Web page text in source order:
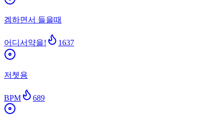
겜하면서 들을때
어디서약을! 1637
저쳇용
BPM 689